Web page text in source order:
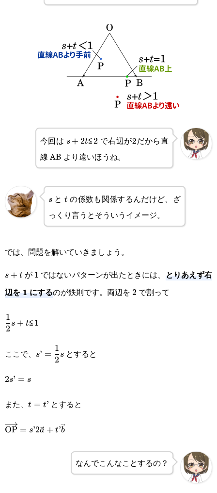
今回は s+2t\text{≦}2
s + 2t≦2 で右辺が2だから直
線 AB より遠いほうね。
s
s と t
t の係数も関係するんだけど、ざ
っくり言うとそういうイメージ。
では、問題を解いていきましょう。
s+t
s + t が 1
1 ではないパターンが出たときには、
とりあえず右
辺を 1 にするのが鉄則です。両辺を 2
2 で割って
\displaystyle\frac{1}
{2}s+t\text{≦}1
2
1
s + t≦1
ここで、
\displaystyle
s’=\frac{1}
s’ =
2
1
sとすると
\displaystyle
2s’ = s
また、 t=t’
t = t’ とすると
\overrightarrow{\text{OP}}=s’2\vec{a}+t’\vec{b}
OP = s’2a + t’b
なんでこんなことするの？